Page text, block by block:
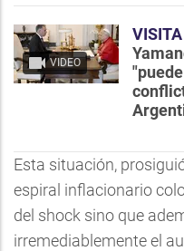
VIDEO
Esta situación,
espiral inflacionario
del shock sino que
irremediablemente el